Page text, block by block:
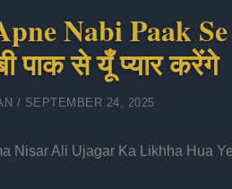
Nabi Paak
पाक से यूँ प्यार करेंगे
/ SEPTEMBER 24, 2025
Nisar Ali Ujagar Ka Likhha Hua